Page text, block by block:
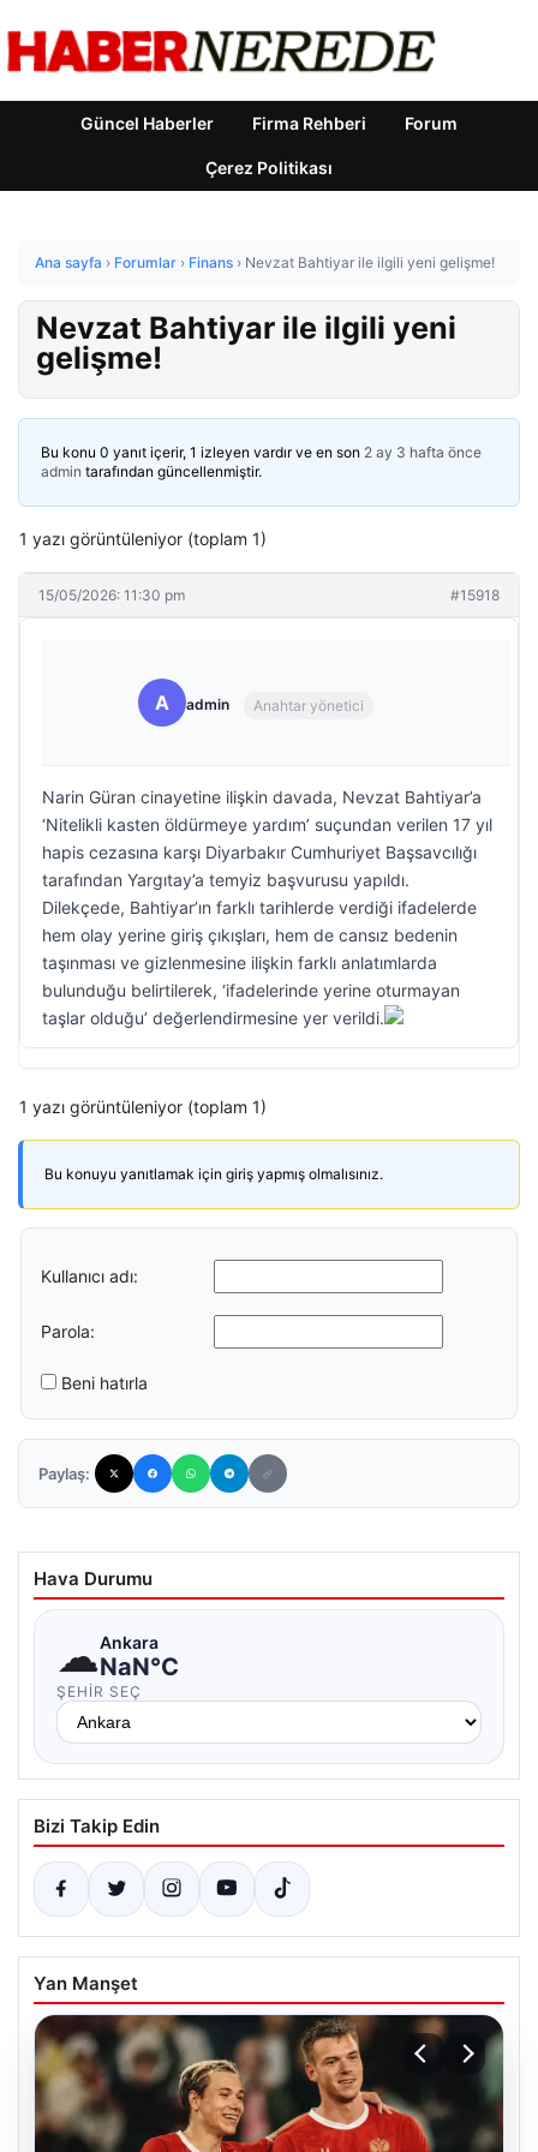
Güncel Haberler Firma Rehberi Forum
Çerez Politikası
Ana sayfa › Forumlar › Finans › Nevzat Bahtiyar ile ilgili yeni gelişme!
Nevzat Bahtiyar ile ilgili yeni
gelişme!
Bu konu 0 yanıt içerir, 1 izleyen vardır ve en son 2 ay 3 hafta önce
admin tarafından güncellenmiştir.
1 yazı görüntüleniyor (toplam 1)
15/05/2026: 11:30 pm #15918
A admin Anahtar yönetici
Narin Güran cinayetine ilişkin davada, Nevzat Bahtiyar’a
‘Nitelikli kasten öldürmeye yardım’ suçundan verilen 17 yıl
hapis cezasına karşı Diyarbakır Cumhuriyet Başsavcılığı
tarafından Yargıtay’a temyiz başvurusu yapıldı.
Dilekçede, Bahtiyar’ın farklı tarihlerde verdiği ifadelerde
hem olay yerine giriş çıkışları, hem de cansız bedenin
taşınması ve gizlenmesine ilişkin farklı anlatımlarda
bulunduğu belirtilerek, ‘ifadelerinde yerine oturmayan
taşlar olduğu’ değerlendirmesine yer verildi.
1 yazı görüntüleniyor (toplam 1)
Bu konuyu yanıtlamak için giriş yapmış olmalısınız.
Kullanıcı adı:
Parola:
Beni hatırla
Paylaş:
Hava Durumu
☁Ankara
NaN°C
ŞEHIR SEÇ
Bizi Takip Edin
Yan Manşet